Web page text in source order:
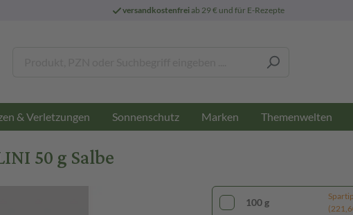
versandkostenfreiab 29 € und für E-Rezepte
& Verletzungen Sonnenschutz Marken Themenwelten
50 g Salbe
100 g